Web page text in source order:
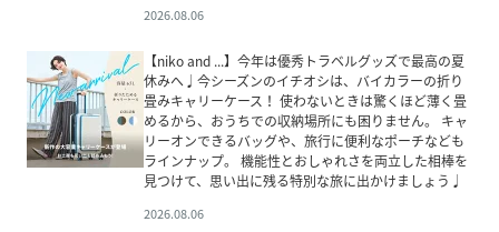
2026.08.06
【niko and ...】今年は優秀トラベルグッズで最高の夏
休みへ♩今シーズンのイチオシは、バイカラーの折り
畳みキャリーケース！ 使わないときは驚くほど薄く畳
めるから、おうちでの収納場所にも困りません。 キャ
リーオンできるバッグや、旅行に便利なポーチなども
ラインナップ。 機能性とおしゃれさを両立した相棒を
見つけて、思い出に残る特別な旅に出かけましょう♩
2026.08.06